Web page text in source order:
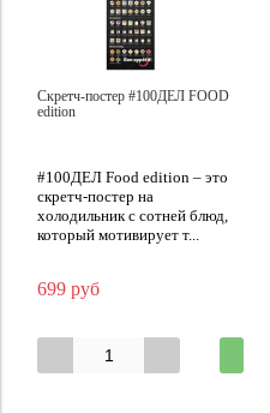
Скретч-постер #100ДЕЛ FOOD
edition
#100ДЕЛ Food edition – это
скретч-постер на
холодильник с сотней блюд,
который мотивирует т...
699 руб